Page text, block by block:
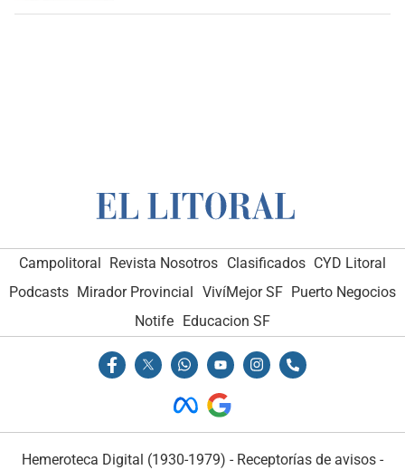
Campolitoral Revista Nosotros Clasificados CYD Litoral
Podcasts Mirador Provincial VivíMejor SF Puerto Negocios
Notife Educacion SF
Hemeroteca Digital (1930-1979) - Receptorías de avisos -